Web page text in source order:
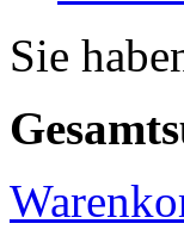
Sie